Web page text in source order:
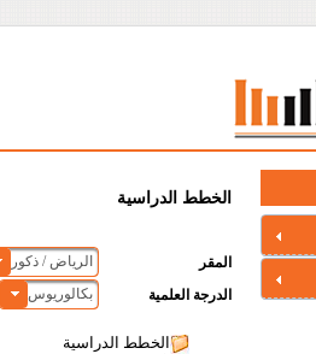
الخطط الدراسية
المقر
الرياض / ذكور
الدرجة العلمية
بكالوريوس
الخطط الدراسية